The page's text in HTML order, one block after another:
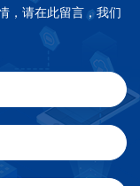
，请在此留言，我们